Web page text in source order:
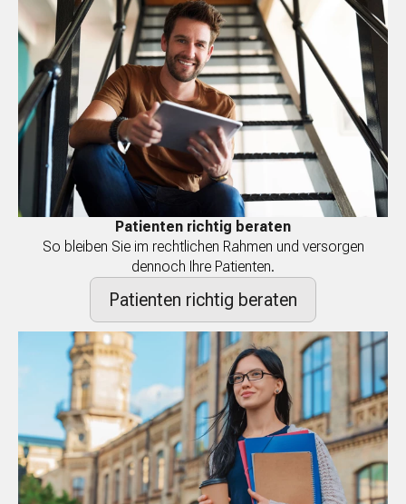
Patienten richtig beraten
So bleiben Sie im rechtlichen Rahmen und versorgen
dennoch Ihre Patienten.
Patienten richtig beraten